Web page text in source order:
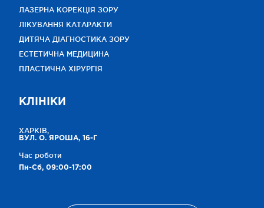
ЛАЗЕРНА КОРЕКЦІЯ ЗОРУ
ЛІКУВАННЯ КАТАРАКТИ
ДИТЯЧА ДІАГНОСТИКА ЗОРУ
ЕСТЕТИЧНА МЕДИЦИНА
ПЛАСТИЧНА ХІРУРГІЯ
КЛІНІКИ
ХАРКІВ,
ВУЛ. О. ЯРОША, 16-Г
Час роботи
Пн-Сб, 09:00-17:00